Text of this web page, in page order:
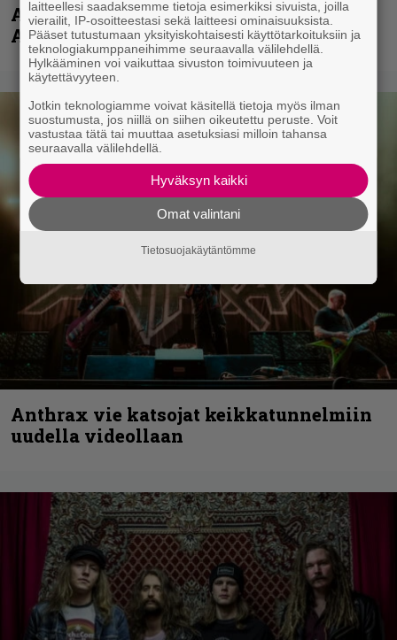
Accept – menossa mukana myös
Anthrax- ja Korn-miehistöä
Anthrax vie katsojat keikkatunnelmiin
uudella videollaan
laitteellesi saadaksemme tietoja esimerkiksi sivuista, joilla
vierailit, IP-osoitteestasi sekä laitteesi ominaisuuksista.
Pääset tutustumaan yksityiskohtaisesti käyttötarkoituksiin ja
teknologiakumppaneihimme seuraavalla välilehdellä.
Hylkääminen voi vaikuttaa sivuston toimivuuteen ja
käytettävyyteen.
Jotkin teknologiamme voivat käsitellä tietoja myös ilman
suostumusta, jos niillä on siihen oikeutettu peruste. Voit
vastustaa tätä tai muuttaa asetuksiasi milloin tahansa
seuraavalla välilehdellä.
Hyväksyn kaikki
Omat valintani
Tietosuojakäytäntömme